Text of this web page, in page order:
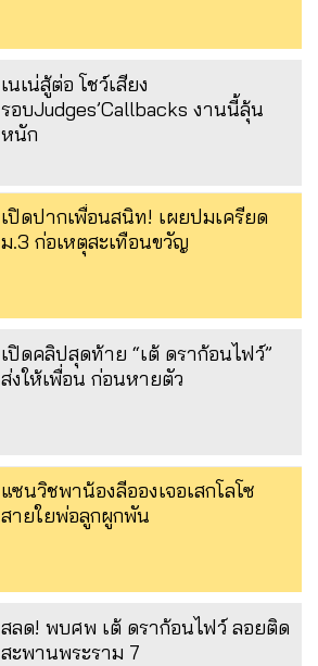
เนเน่สู้ต่อ โชว์เสียง
รอบJudges’Callbacks งานนี้ลุ้น
หนัก
เปิดปากเพื่อนสนิท! เผยปมเครียด
ม.3 ก่อเหตุสะเทือนขวัญ
เปิดคลิปสุดท้าย “เต้ ดราก้อนไฟว์”
ส่งให้เพื่อน ก่อนหายตัว
แซนวิชพาน้องลีอองเจอเสกโลโซ
สายใยพ่อลูกผูกพัน
สลด! พบศพ เต้ ดราก้อนไฟว์ ลอยติด
สะพานพระราม 7